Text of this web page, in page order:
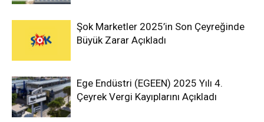
Şok Marketler 2025’in Son Çeyreğinde
Büyük Zarar Açıkladı
Ege Endüstri (EGEEN) 2025 Yılı 4.
Çeyrek Vergi Kayıplarını Açıkladı